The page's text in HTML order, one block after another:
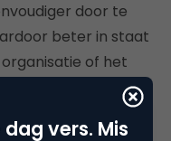
door te
beter in staat
of het
dat motiveert, en
vers. Mis